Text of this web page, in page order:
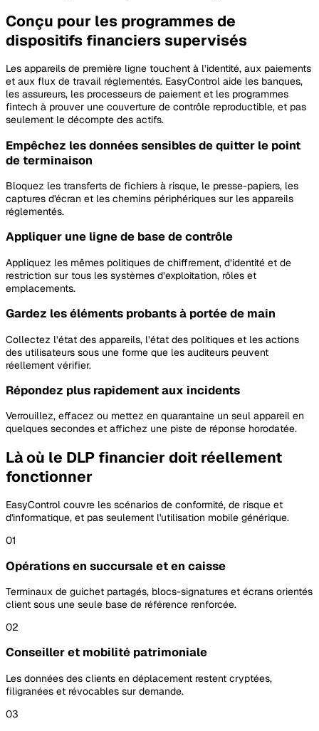
Conçu pour les programmes de
dispositifs financiers supervisés
Les appareils de première ligne touchent à l’identité, aux paiements
et aux flux de travail réglementés. EasyControl aide les banques,
les assureurs, les processeurs de paiement et les programmes
fintech à prouver une couverture de contrôle reproductible, et pas
seulement le décompte des actifs.
Empêchez les données sensibles de quitter le point
de terminaison
Bloquez les transferts de fichiers à risque, le presse-papiers, les
captures d'écran et les chemins périphériques sur les appareils
réglementés.
Appliquer une ligne de base de contrôle
Appliquez les mêmes politiques de chiffrement, d’identité et de
restriction sur tous les systèmes d’exploitation, rôles et
emplacements.
Gardez les éléments probants à portée de main
Collectez l’état des appareils, l’état des politiques et les actions
des utilisateurs sous une forme que les auditeurs peuvent
réellement vérifier.
Répondez plus rapidement aux incidents
Verrouillez, effacez ou mettez en quarantaine un seul appareil en
quelques secondes et affichez une piste de réponse horodatée.
Là où le DLP financier doit réellement
fonctionner
EasyControl couvre les scénarios de conformité, de risque et
d'informatique, et pas seulement l'utilisation mobile générique.
01
Opérations en succursale et en caisse
Terminaux de guichet partagés, blocs-signatures et écrans orientés
client sous une seule base de référence renforcée.
02
Conseiller et mobilité patrimoniale
Les données des clients en déplacement restent cryptées,
filigranées et révocables sur demande.
03